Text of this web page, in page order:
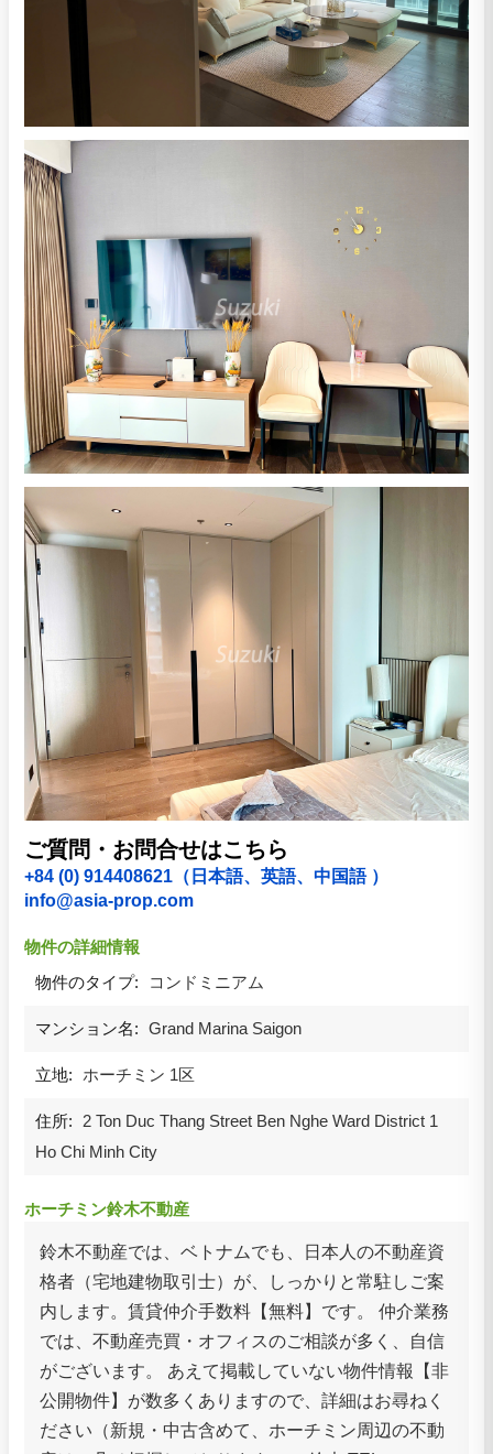
ご質問・お問合せはこちら
+84 (0) 914408621（日本語、英語、中国語 ）
info@asia-prop.com
物件の詳細情報
物件のタイプ:
コンドミニアム
マンション名: Grand Marina Saigon
立地: ホーチミン 1区
住所:
2 Ton Duc Thang Street Ben Nghe Ward District 1
Ho Chi Minh City
ホーチミン鈴木不動産
鈴木不動産では、ベトナムでも、日本人の不動産資
格者（宅地建物取引士）が、しっかりと常駐しご案
内します。賃貸仲介手数料【無料】です。 仲介業務
では、不動産売買・オフィスのご相談が多く、自信
がございます。 あえて掲載していない物件情報【非
公開物件】が数多くありますので、詳細はお尋ねく
ださい（新規・中古含めて、ホーチミン周辺の不動